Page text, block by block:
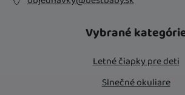
Vybrané
Letné čiapky pre deti
Slnečné okuliare